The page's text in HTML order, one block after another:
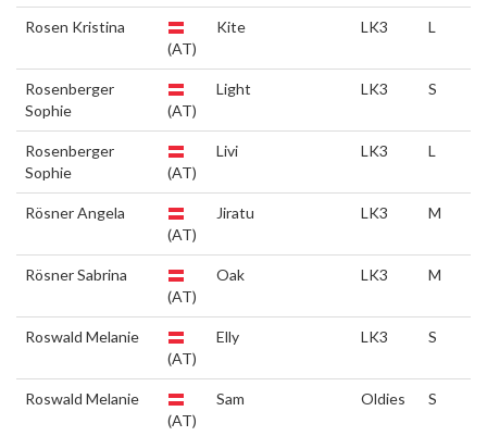
Rosen Kristina
(AT)
Kite LK3 L
Rosenberger
Sophie
(AT)
Light LK3 S
Rosenberger
Sophie
(AT)
Livi LK3 L
Rösner Angela
(AT)
Jiratu LK3 M
Rösner Sabrina
(AT)
Oak LK3 M
Roswald Melanie
(AT)
Elly LK3 S
Roswald Melanie
(AT)
Sam Oldies S